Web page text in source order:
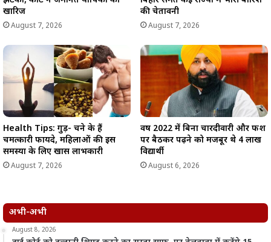
खारिज
August 7, 2026
की चेतावनी
August 7, 2026
Health Tips: गुड़- चने के हैं
चमत्कारी फायदे, महिलाओं की इस
समस्या के लिए खास लाभकारी
August 7, 2026
वर्ष 2022 में बिना चारदीवारी और फर्श
पर बैठकर पढ़ने को मजबूर थे 4 लाख
विद्यार्थी
August 6, 2026
अभी-अभी
August 8, 2026